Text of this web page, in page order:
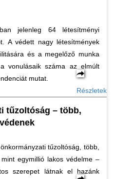
jelenleg 64 létesítményi
A védett nagy létesítmények
és a megelőző munka
vonulásaik száma az elmúlt
mutat.
Részletek
tűzoltóság – több,
tűzoltóság, több,
egymillió lakos védelme –
szerepet látnak el hazánk